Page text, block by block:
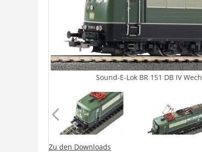
Sound-E-Lok BR 151 DB IV
Zu den Downloads